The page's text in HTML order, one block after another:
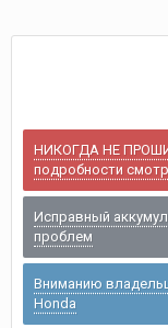
НИКОГДА НЕ
подробности
Исправный
проблем
Вниманию
Honda